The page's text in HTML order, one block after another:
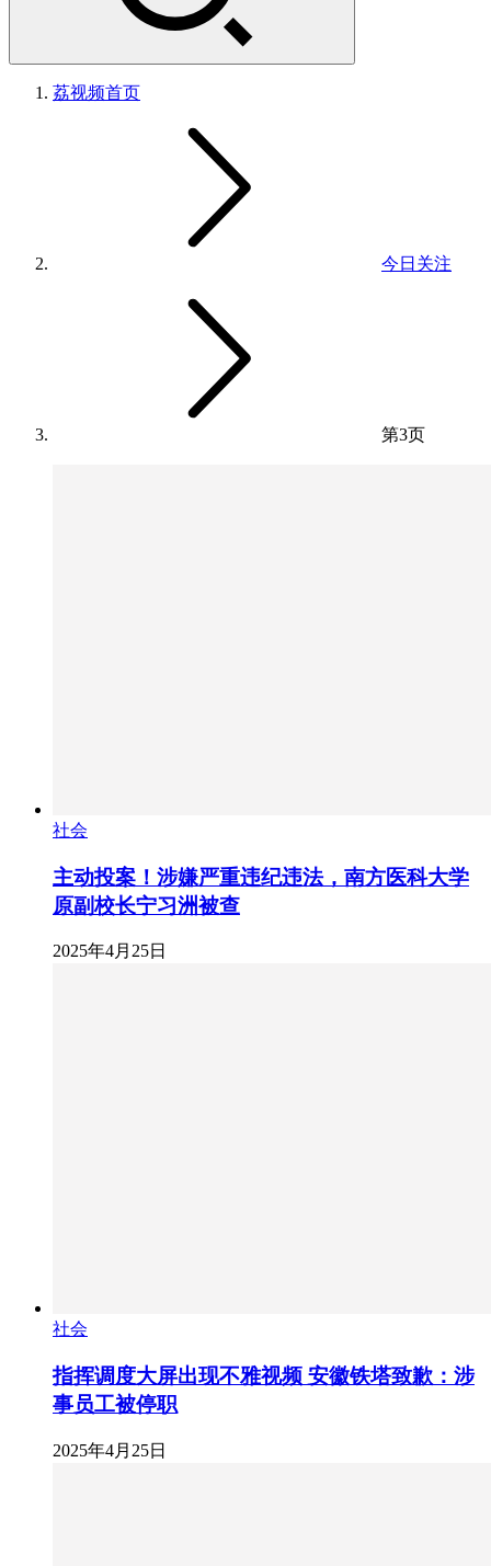
荔视频首页
今日关注
第3页
社会
主动投案！涉嫌严重违纪违法，南方医科大学
原副校长宁习洲被查
2025年4月25日
社会
指挥调度大屏出现不雅视频 安徽铁塔致歉：涉
事员工被停职
2025年4月25日